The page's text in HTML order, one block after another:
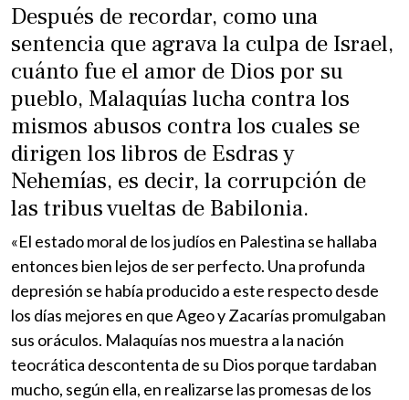
Después de recordar, como una
sentencia que agrava la culpa de Israel,
cuánto fue el amor de Dios por su
pueblo, Malaquías lucha contra los
mismos abusos contra los cuales se
dirigen los libros de Esdras y
Nehemías, es decir, la corrupción de
las tribus vueltas de Babilonia.
«El estado moral de los judíos en Palestina se hallaba
entonces bien lejos de ser perfecto. Una profunda
depresión se había producido a este respecto desde
los días mejores en que Ageo y Zacarías promulgaban
sus oráculos. Malaquías nos muestra a la nación
teocrática descontenta de su Dios porque tardaban
mucho, según ella, en realizarse las promesas de los